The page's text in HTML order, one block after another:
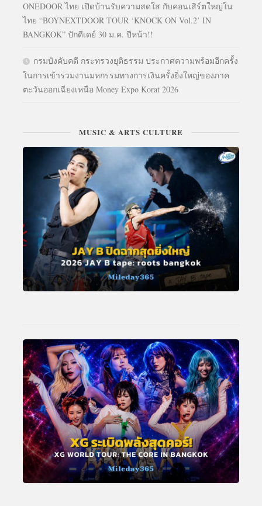
ONEDOOR ไทย เปิดบ้านรับความสดใส กับคอนเสิร์ตใหญ่ใน
ไทย “BOYNEXTDOOR TOUR ‘KNOCK ON Vol.2’ IN
BANGKOK” ปักดีเดย์ 30 ม.ค. ปีหน้า!!
กรมบังคับคดี กระทรวงยุติธรรม ประกาศความพร้อมอีกครั้ง
ในการเข้าร่วมงานมหกรรมทางการเงินครั้งยิ่งใหญ่ของภาค
ตะวันออกเฉียงเหนือ Money Expo Korat 2026
MUSIC & ARTS CULTURE